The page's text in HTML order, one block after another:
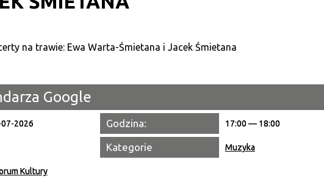
Miejsce
Google
2026 Godzina: 17:00 — 18:00
Kategorie Muzyka
Kultury